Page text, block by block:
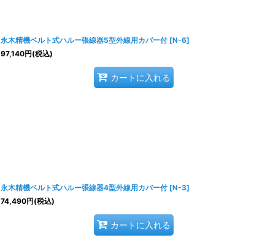
永木精機ベルト式ハルー張線器5型外線用カバー付 [N-6]
97,140円(税込)
カートに入れる
永木精機ベルト式ハルー張線器4型外線用カバー付 [N-3]
74,490円(税込)
カートに入れる